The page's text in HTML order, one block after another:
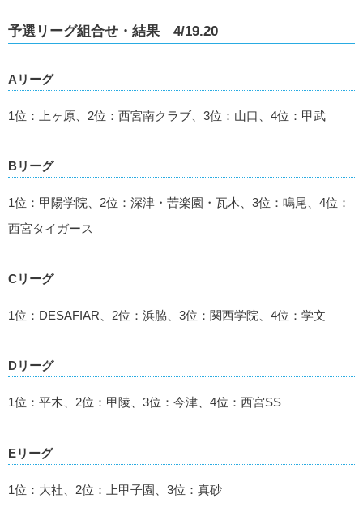
予選リーグ組合せ・結果 4/19.20
Aリーグ
1位：上ヶ原、2位：西宮南クラブ、3位：山口、4位：甲武
Bリーグ
1位：甲陽学院、2位：深津・苦楽園・瓦木、3位：鳴尾、4位：
西宮タイガース
Cリーグ
1位：DESAFIAR、2位：浜脇、3位：関西学院、4位：学文
Dリーグ
1位：平木、2位：甲陵、3位：今津、4位：西宮SS
Eリーグ
1位：大社、2位：上甲子園、3位：真砂